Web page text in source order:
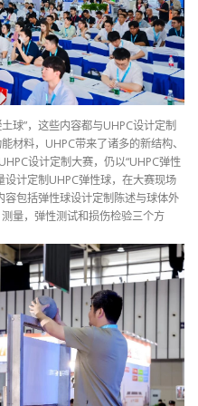
球”，这些内容都与UHPC设计定制
材料，UHPC带来了诸多的新结构、
设计定制大赛，仍以“UHPC弹性
计定制UHPC弹性球，在大赛现场
容包括弹性球设计定制陈述与球体外
量，弹性测试和损伤检验三个方